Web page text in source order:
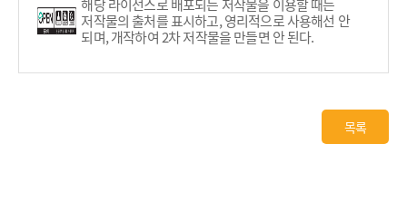
해당 라이선스로 배포되는 저작물을 이용할 때는
저작물의 출처를 표시하고, 영리적으로 사용해선 안
되며, 개작하여 2차 저작물을 만들면 안 된다.
목록